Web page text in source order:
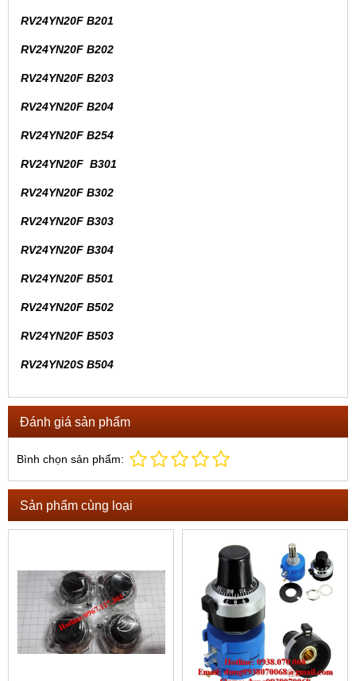
RV24YN20F B201
RV24YN20F B202
RV24YN20F B203
RV24YN20F B204
RV24YN20F B254
RV24YN20F B301
RV24YN20F B302
RV24YN20F B303
RV24YN20F B304
RV24YN20F B501
RV24YN20F B502
RV24YN20F B503
RV24YN20S B504
Đánh giá sản phẩm
Bình chọn sản phẩm:
Sản phẩm cùng loại